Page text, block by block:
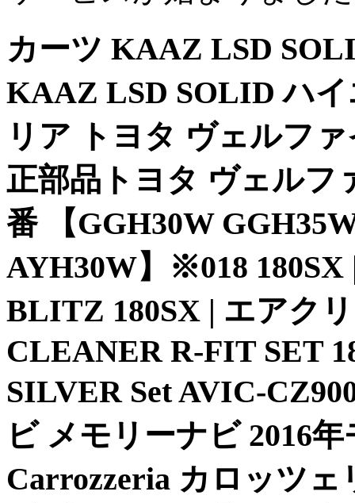
カーツ KAAZ LSD
KAAZ LSD SOLID ハイ
リア トヨタ ヴェルフ
正部品トヨタ ヴェルフ
番 【GGH30W
AYH30W】※018
BLITZ 180SX | エアク
CLEANER R-FIT SET
SILVER Set AVIC-
ビ メモリーナビ 2016
Carrozzeria カロッツ